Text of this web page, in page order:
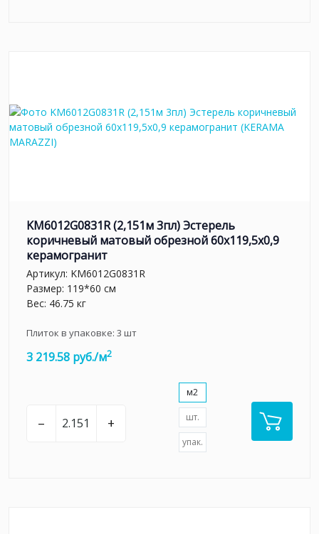
KM6012G0831R (2,151м 3пл) Эстерель
коричневый матовый обрезной 60x119,5x0,9
керамогранит
Артикул: KM6012G0831R
Размер: 119*60 см
Вес: 46.75 кг
Плиток в упаковке: 3 шт
3 219.58 руб./м2
– +
м2
шт.
упак.